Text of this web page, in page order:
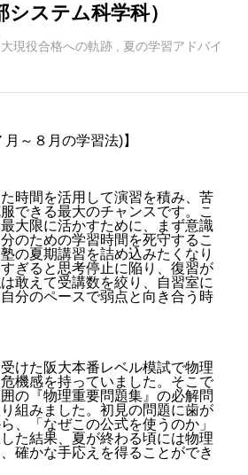
ステム科学科）
現役合格への軌跡
夏の学習アドバイ
月～８月の学習法)】
時間を活用して演習を積み、苦
できる最大のチャンスです。こ
大限に活かすために、まず意識
のための学習時間を死守するこ
の夏期講習を詰め込みたくなり
ぎると思考停止に陥り、復習が
敢えて受講数を絞り、自習室に
分のペースで弱点と向き合う時
けた阪大本番レベル模試で物理
機感を持っていました。そこで
の『物理重要問題集』の必解問
組みました。初見の問題に歯が
、「なぜこの公式を使うのか」
た結果、夏が終わる頃には物理
確かな手応えを得ることができ